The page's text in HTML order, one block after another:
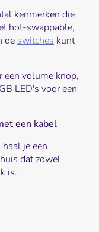
kenmerken die
hot-swappable,
de switches kunt
een volume knop,
LED's voor een
een kabel
je een
dat zowel
is.